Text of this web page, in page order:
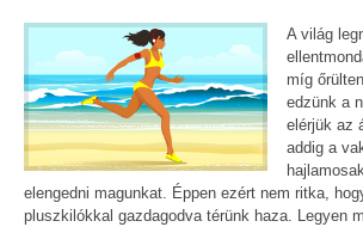
A világ
míg
edzünk a
elérjük az
addig a
elengedni magunkat. Éppen ezért nem ritka,
pluszkilókkal gazdagodva térünk haza. Legyen